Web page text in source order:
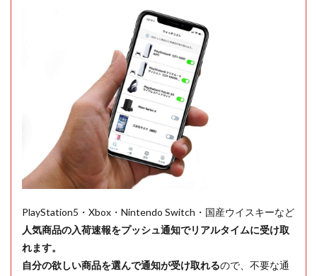
PlayStation5・Xbox・Nintendo Switch・国産ウイスキーなど
人気商品の入荷速報をプッシュ通知でリアルタイムに受け取
れます。
自分の欲しい商品を選んで通知が受け取れるので、不要な通